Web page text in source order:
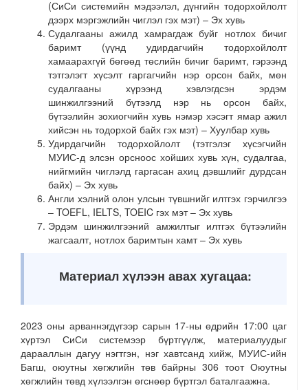
(СиСи системийн мэдээлэл, дүнгийн тодорхойлолт
дээрх мэргэжлийн чиглэл гэх мэт) – Эх хувь
Судалгааны ажилд хамрагдаж буйг нотлох бичиг
баримт (үүнд удирдагчийн тодорхойлолт
хамаарахгүй бөгөөд төслийн бичиг баримт, гэрээнд
тэтгэлэгт хүсэлт гаргагчийн нэр орсон байх, мөн
судалгааны хүрээнд хэвлэгдсэн эрдэм
шинжилгээний бүтээлд нэр нь орсон байх,
бүтээлийн зохиогчийн хувь нэмэр хэсэгт ямар ажил
хийсэн нь тодорхой байх гэх мэт) – Хуулбар хувь
Удирдагчийн тодорхойлолт (тэтгэлэг хүсэгчийн
МУИС-д элсэн орсноос хойших хувь хүн, судалгаа,
нийгмийн чиглэлд гаргасан ахиц дэвшлийг дурдсан
байх) – Эх хувь
Англи хэлний олон улсын түвшнийг илтгэх гэрчилгээ
– TOEFL, IELTS, TOEIC гэх мэт – Эх хувь
Эрдэм шинжилгээний амжилтыг илтгэх бүтээлийн
жагсаалт, нотлох баримтын хамт – Эх хувь
Материал хүлээн авах хугацаа:
2023 оны арваннэгдүгээр сарын 17-ны өдрийн 17:00 цаг
хүртэл СиСи системээр бүртгүүлж, материалуудыг
дарааллын дагуу нэгтгэн, нэг хавтсанд хийж, МУИС-ийн
Багш, оюутны хөгжлийн төв байрны 306 тоот Оюутны
хөгжлийн төвд хүлээлгэн өгснөөр бүртгэл баталгаажна.